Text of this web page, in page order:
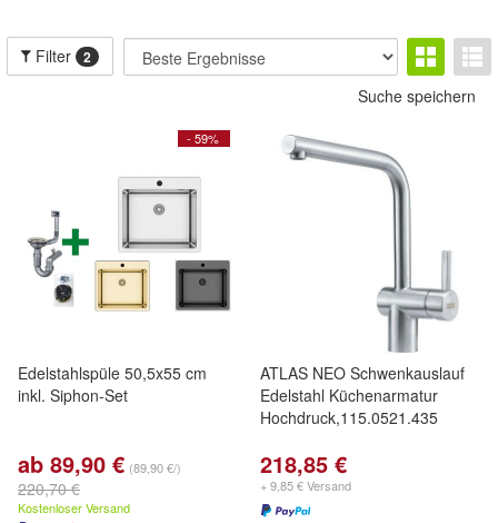
Filter 2
Suche speichern
- 59%
Edelstahlspüle 50,5x55 cm
inkl. Siphon-Set
ab 89,90 € (89,90 €/)
220,70 €
Kostenloser Versand
ATLAS NEO Schwenkauslauf
Edelstahl Küchenarmatur
Hochdruck,115.0521.435
218,85 €
+ 9,85 € Versand